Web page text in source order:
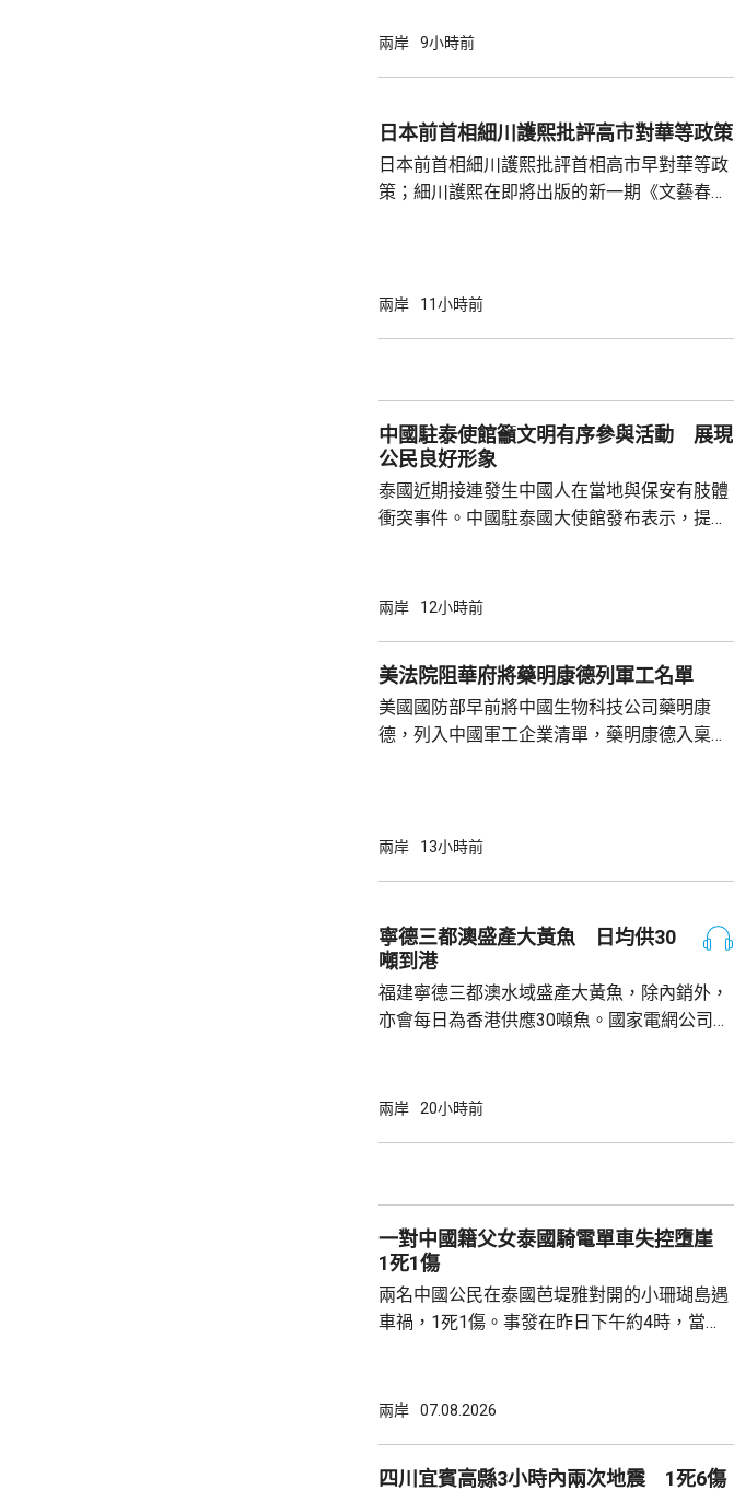
意味中國時隔一年首次間接證實撞船事件造成
去年8月11日參與南海一線維權行動犧牲，被
追記一等功。25歲的程龍同日在海上維權行動
中不幸犧牲，同樣追記一等功。...
兩岸 9小時前
日本前首相細川護熙批評高市對華等政策
日本前首相細川護熙批評首相高市早對華等政
策；細川護熙在即將出版的新一期《文藝春
施，打破僵局，難免被批評是不負責任。他認
兩岸 11小時前
中國駐泰使館籲文明有序參與活動 展現
公民良好形象
泰國近期接連發生中國人在當地與保安有肢體
衝突事件。中國駐泰國大使館發布表示，提醒
定，文明旅遊、禮貌待人，展現中國公民良好
公民要提前做好準備，了解活動規則，包括入
場、拍攝、攜帶物品等要求，如發生糾紛或合
法權益受到侵害，應保持冷靜，依法理性維...
兩岸 12小時前
美法院阻華府將藥明康德列軍工名單
美國國防部早前將中國生物科技公司藥明康
德，列入中國軍工企業清單，藥明康德入稟法
決表示歡迎，認為此舉減輕公司被列入名單所
里巴巴、百度及比亞迪等中國企業，列為支援
中國軍方的實體，多間被列入名單的公司事...
兩岸 13小時前
寧德三都澳盛產大黃魚 日均供30
噸到港
福建寧德三都澳水域盛產大黃魚，除內銷外，
亦會每日為香港供應30噸魚。國家電網公司就
萬 要求研發大黃魚人工繁殖技術 福建位於中
都澳等。 在三都澳，有漁民看中當地水質、水
流和水溫適合，設立養...
兩岸 20小時前
一對中國籍父女泰國騎電單車失控墮崖
1死1傷
兩名中國公民在泰國芭堤雅對開的小珊瑚島遇
車禍，1死1傷。事發在昨日下午約4時，當地
歲父親當場死亡，年約30歲的女兒受傷送院救
後，已聯繫辦案警局及醫院，要求積極救治傷
兩岸 07.08.2026
四川宜賓高縣3小時內兩次地震 1死6傷